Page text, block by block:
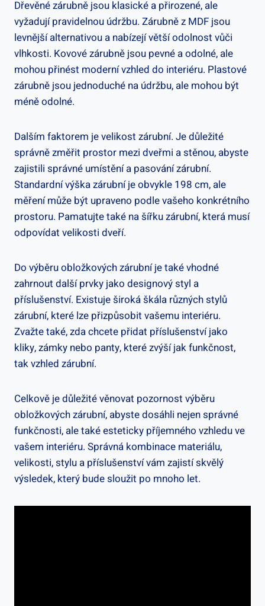
Dřevěné zárubně jsou klasické a přirozené, ale
vyžadují pravidelnou údržbu. Zárubně z MDF jsou
levnější alternativou a nabízejí větší odolnost vůči
vlhkosti. Kovové zárubně jsou pevné a odolné, ale
mohou přinést moderní vzhled do interiéru. Plastové
zárubně jsou jednoduché na údržbu, ale mohou být
méně odolné.
Dalším faktorem je velikost zárubní. Je důležité
správně změřit prostor mezi dveřmi a stěnou, abyste
zajistili správné umístění a pasování zárubní.
Standardní výška zárubní je obvykle 198 cm, ale
měření může být upraveno podle vašeho konkrétního
prostoru. Pamatujte také na šířku zárubní, která musí
odpovídat velikosti dveří.
Do výběru obložkových zárubní je také vhodné
zahrnout další prvky jako designový styl a
příslušenství. Existuje široká škála různých stylů
zárubní, které lze přizpůsobit vašemu interiéru.
Zvažte také, zda chcete přidat příslušenství jako
kliky, zámky nebo panty, které zvýší jak funkčnost,
tak vzhled zárubní.
Celkově je důležité věnovat pozornost výběru
obložkových zárubní, abyste dosáhli nejen správné
funkčnosti, ale také esteticky příjemného vzhledu ve
vašem interiéru. Správná kombinace materiálu,
velikosti, stylu a příslušenství vám zajistí skvělý
výsledek, který bude sloužit po mnoho let.